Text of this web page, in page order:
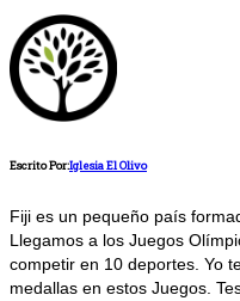
Escrito Por:Iglesia El Olivo
Fiji es un pequeño país
Llegamos a los Juegos
competir en 10 deportes. Yo
medallas en estos Juegos.